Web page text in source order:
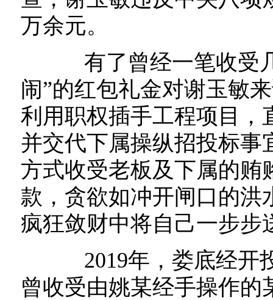
万余元。
有了曾经一笔收受几
闹”的红包礼金对谢玉敏
利用职权插手工程项目，
并交代下属操纵招投标事
方式收受老板及下属的贿
款，贪欲如冲开闸口的洪
疯狂敛财中将自己一步步
2019年，娄底经开
曾收受由姚某经手操作的